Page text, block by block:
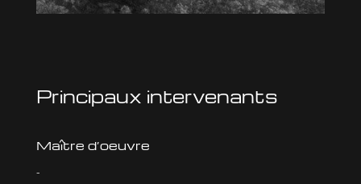
Principaux intervenants
Maître d’oeuvre
-